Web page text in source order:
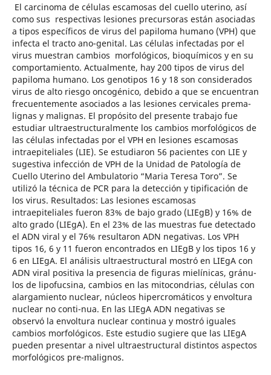
El carcinoma de células escamosas del cuello uterino, así
como sus respectivas lesiones precursoras están asociadas
a tipos específicos de virus del papiloma humano (VPH) que
infecta el tracto ano-genital. Las células infectadas por el
virus muestran cambios morfológicos, bioquímicos y en su
comportamiento. Actualmente, hay 200 tipos de virus del
papiloma humano. Los genotipos 16 y 18 son considerados
virus de alto riesgo oncogénico, debido a que se encuentran
frecuentemente asociados a las lesiones cervicales prema-
lignas y malignas. El propósito del presente trabajo fue
estudiar ultraestructuralmente los cambios morfológicos de
las células infectadas por el VPH en lesiones escamosas
intraepiteliales (LIE). Se estudiaron 56 pacientes con LIE y
sugestiva infección de VPH de la Unidad de Patología de
Cuello Uterino del Ambulatorio “Maria Teresa Toro”. Se
utilizó la técnica de PCR para la detección y tipificación de
los virus. Resultados: Las lesiones escamosas
intraepiteliales fueron 83% de bajo grado (LIEgB) y 16% de
alto grado (LIEgA). En el 23% de las muestras fue detectado
el ADN viral y el 76% resultaron ADN negativas. Los VPH
tipos 16, 6 y 11 fueron encontrados en LIEgB y los tipos 16 y
6 en LIEgA. El análisis ultraestructural mostró en LIEgA con
ADN viral positiva la presencia de figuras mielínicas, gránu-
los de lipofucsina, cambios en las mitocondrias, células con
alargamiento nuclear, núcleos hipercromáticos y envoltura
nuclear no conti-nua. En las LIEgA ADN negativas se
observó la envoltura nuclear continua y mostró iguales
cambios morfológicos. Este estudio sugiere que las LIEgA
pueden presentar a nivel ultraestructural distintos aspectos
morfológicos pre-malignos.